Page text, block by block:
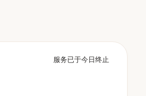
服务已于今日终止